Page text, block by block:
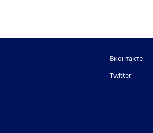
Вконтакте
Twitter